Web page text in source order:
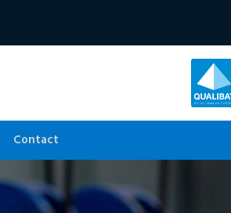
Contact